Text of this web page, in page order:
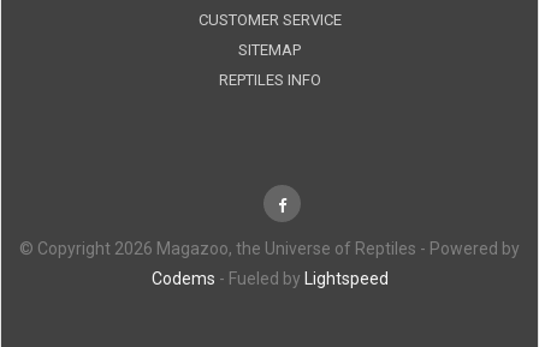
CUSTOMER SERVICE
SITEMAP
REPTILES INFO
© Copyright 2026 Magazoo, the Universe of Reptiles - Powered by
Codems - Fueled by Lightspeed